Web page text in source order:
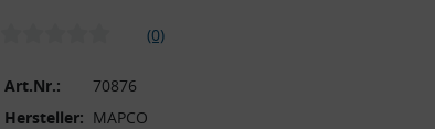
(0)
Art.Nr.:
70876
Hersteller: MAPCO